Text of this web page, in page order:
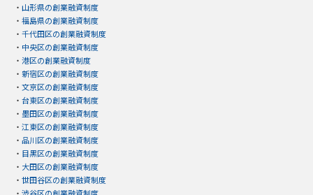
・ 山形県の創業融資制度
・ 福島県の創業融資制度
・ 千代田区の創業融資制度
・ 中央区の創業融資制度
・ 港区の創業融資制度
・ 新宿区の創業融資制度
・ 文京区の創業融資制度
・ 台東区の創業融資制度
・ 墨田区の創業融資制度
・ 江東区の創業融資制度
・ 品川区の創業融資制度
・ 目黒区の創業融資制度
・ 大田区の創業融資制度
・ 世田谷区の創業融資制度
・ 渋谷区の創業融資制度